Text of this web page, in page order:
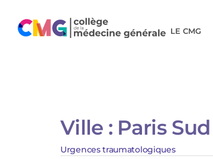
LE CMG
Ville : Paris Sud
Urgences traumatologiques​